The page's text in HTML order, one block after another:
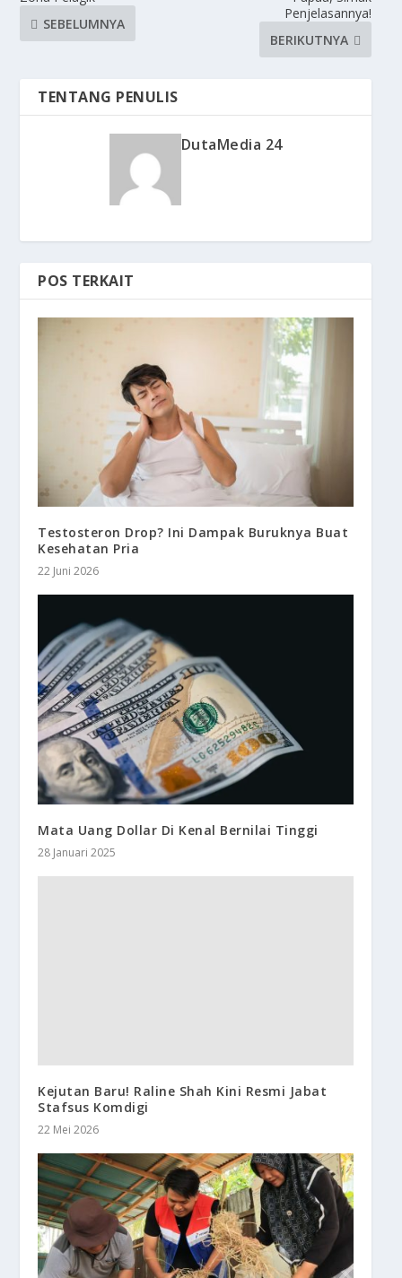
SEBELUMNYA
Penjelasannya!
BERIKUTNYA
TENTANG PENULIS
DutaMedia 24
POS TERKAIT
Testosteron Drop? Ini Dampak Buruknya Buat
Kesehatan Pria
22 Juni 2026
Mata Uang Dollar Di Kenal Bernilai Tinggi
28 Januari 2025
Kejutan Baru! Raline Shah Kini Resmi Jabat
Stafsus Komdigi
22 Mei 2026